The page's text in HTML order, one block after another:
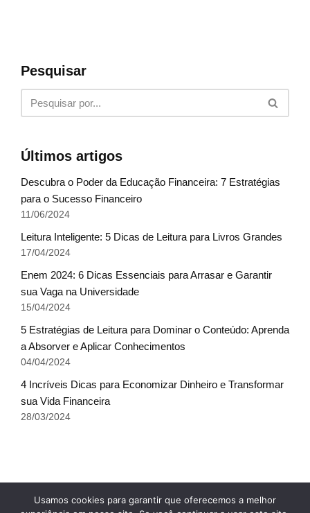
Pesquisar
Últimos artigos
Descubra o Poder da Educação Financeira: 7 Estratégias
para o Sucesso Financeiro
11/06/2024
Leitura Inteligente: 5 Dicas de Leitura para Livros Grandes
17/04/2024
Enem 2024: 6 Dicas Essenciais para Arrasar e Garantir
sua Vaga na Universidade
15/04/2024
5 Estratégias de Leitura para Dominar o Conteúdo: Aprenda
a Absorver e Aplicar Conhecimentos
04/04/2024
4 Incríveis Dicas para Economizar Dinheiro e Transformar
sua Vida Financeira
28/03/2024
Fale conosco
Glossário do Sucesso
x
Usamos cookies para garantir que oferecemos a melhor